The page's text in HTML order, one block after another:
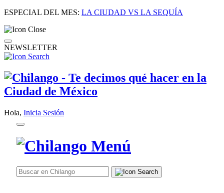
ESPECIAL DEL MES: LA CIUDAD VS LA SEQUÍA
NEWSLETTER
Hola, Inicia Sesión